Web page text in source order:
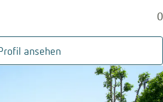
0
ansehen